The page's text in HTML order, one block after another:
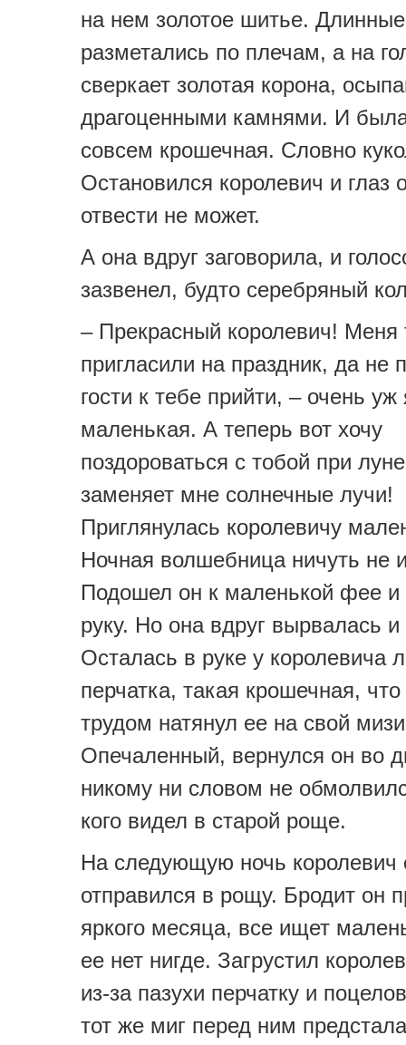
на нем золотое шитье.
разметались по плечам, а на
сверкает золотая корона,
драгоценными камнями. И
совсем крошечная. Словно
Остановился королевич и глаз
отвести не может.
А она вдруг заговорила, и
зазвенел, будто серебряный
– Прекрасный королевич! Меня
пригласили на праздник, да не
гости к тебе прийти, – очень уж
маленькая. А теперь вот хочу
поздороваться с тобой при
заменяет мне солнечные лучи!
Приглянулась королевичу
Ночная волшебница ничуть не
Подошел он к маленькой фее и
руку. Но она вдруг вырвалась
Осталась в руке у королевича
перчатка, такая крошечная,
трудом натянул ее на свой
Опечаленный, вернулся он во
никому ни словом не
кого видел в старой роще.
На следующую ночь королевич
отправился в рощу. Бродит он
яркого месяца, все ищет
ее нет нигде. Загрустил
из-за пазухи перчатку и
тот же миг перед ним